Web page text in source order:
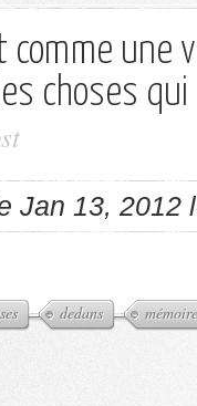
comme une
choses
Jan 13, 2012
dedans mémoire